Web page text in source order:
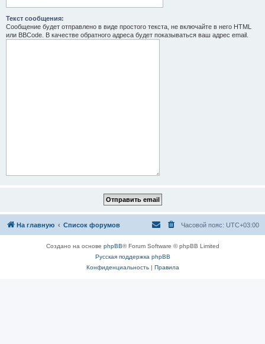
Текст сообщения:
Сообщение будет отправлено в виде простого текста, не включайте в него HTML
или BBCode. В качестве обратного адреса будет показываться ваш адрес email.
На главную Список форумов Часовой пояс: UTC+03:00
Создано на основе phpBB® Forum Software © phpBB Limited
Русская поддержка phpBB
Конфиденциальность| Правила